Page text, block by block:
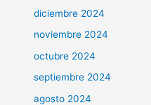
diciembre 2024
noviembre 2024
octubre 2024
septiembre 2024
agosto 2024